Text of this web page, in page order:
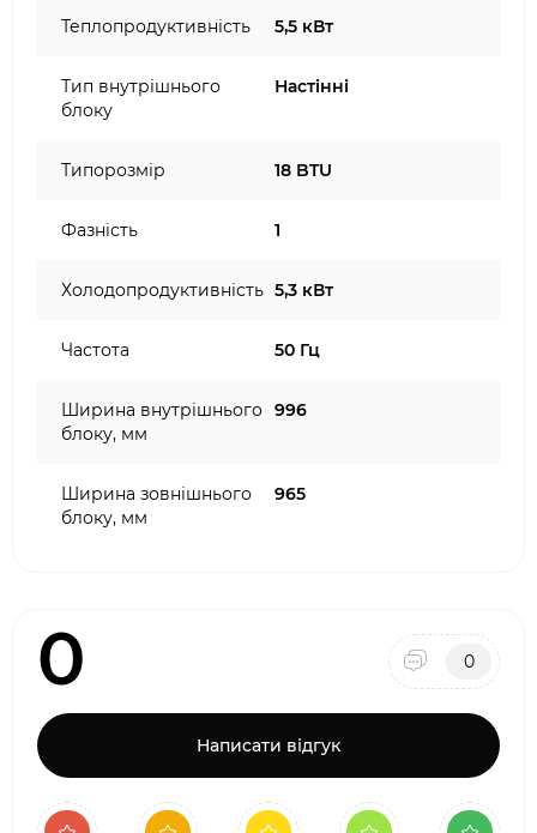
Теплопродуктивність 5,5 кВт
Тип внутрішнього
блоку
Настінні
Типорозмір 18 BTU
Фазність 1
Холодопродуктивність 5,3 кВт
Частота 50 Гц
Ширина внутрішнього
блоку, мм
996
Ширина зовнішнього
блоку, мм
965
0 0
Написати відгук